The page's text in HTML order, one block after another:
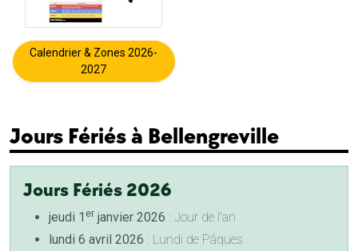
Calendrier & Zones 2026-
2027
Jours Fériés à Bellengreville
Jours Fériés 2026
jeudi 1 er janvier 2026 : Jour de l'an
lundi 6 avril 2026 : Lundi de Pâques